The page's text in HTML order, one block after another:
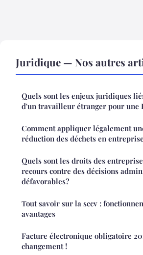
Juridique — Nos autres
Quels sont les enjeux juridiques
d'un travailleur étranger pour une
Comment appliquer légalement
réduction des déchets en
Quels sont les droits des
recours contre des décisions
défavorables?
Tout savoir sur la sccv :
avantages
Facture électronique obligatoire
changement !